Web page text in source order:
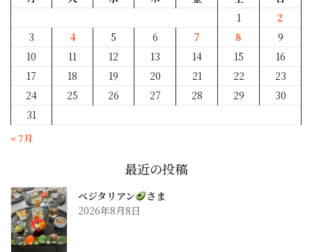
1
2
3
4 5 6 7 8
9
10
11 12 13 14 15
16
17
18 19 20 21 22
23
24
25 26 27 28 29
30
31
« 7月
最近の投稿
ベジタリアン
さま
2026年8月8日